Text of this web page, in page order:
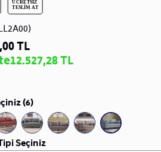
TL
12.527,28 TL
(6)
Seçiniz